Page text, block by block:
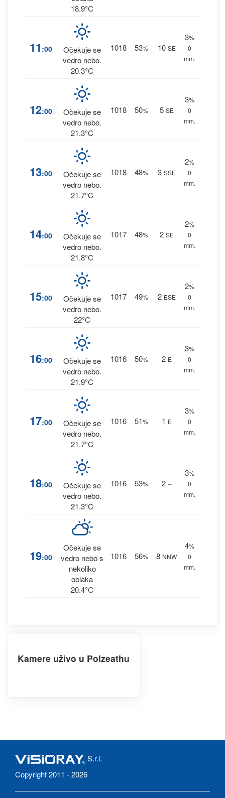
18.9°C
11 :00
Očekuje se
vedro nebo.
20.3°C
1018 53% 10 SE
3%
0
mm.
12:00
Očekuje se
vedro nebo.
21.3°C
1018 50% 5 SE
3%
0
mm.
13:00
Očekuje se
vedro nebo.
21.7°C
1018 48% 3 SSE
2%
0
mm.
14:00
Očekuje se
vedro nebo.
21.8°C
1017 48% 2 SE
2%
0
mm.
15:00
Očekuje se
vedro nebo.
22°C
1017 49% 2 ESE
2%
0
mm.
16:00
Očekuje se
vedro nebo.
21.9°C
1016 50% 2 E
3%
0
mm.
17:00
Očekuje se
vedro nebo.
21.7°C
1016 51% 1 E
3%
0
mm.
18:00
Očekuje se
vedro nebo.
21.3°C
1016 53% 2 --
3%
0
mm.
19:00
Očekuje se
vedro nebo s
nekoliko
oblaka
20.4°C
1016 56% 8 NNW
4%
0
mm.
Kamere uživo u Polzeathu
S.r.l.
Copyright 2011 - 2026